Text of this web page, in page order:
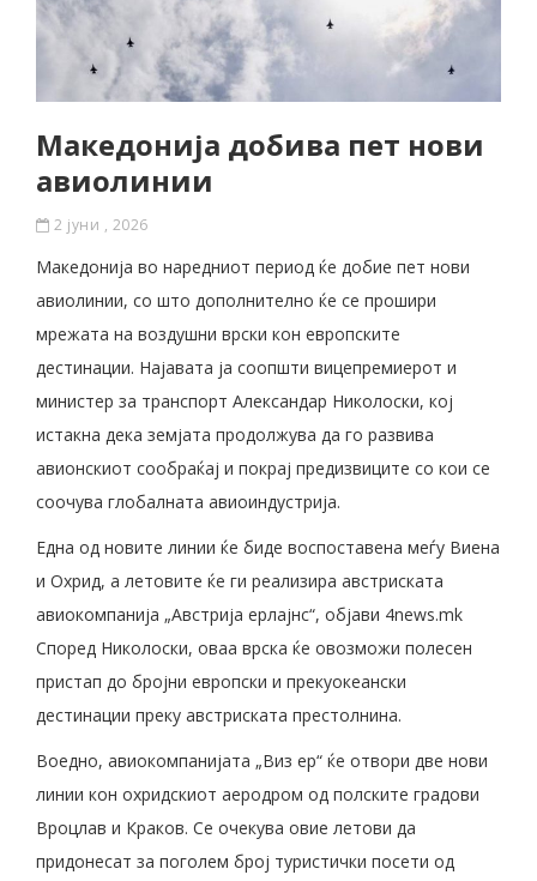
Македонија добива пет нови
авиолинии
2 јуни , 2026
Македонија во наредниот период ќе добие пет нови
авиолинии, со што дополнително ќе се прошири
мрежата на воздушни врски кон европските
дестинации. Најавата ја соопшти вицепремиерот и
министер за транспорт Александар Николоски, кој
истакна дека земјата продолжува да го развива
авионскиот сообраќај и покрај предизвиците со кои се
соочува глобалната авиоиндустрија.
Една од новите линии ќе биде воспоставена меѓу Виена
и Охрид, а летовите ќе ги реализира австриската
авиокомпанија „Австрија ерлајнс“, објави 4news.mk
Според Николоски, оваа врска ќе овозможи полесен
пристап до бројни европски и прекуокеански
дестинации преку австриската престолнина.
Воедно, авиокомпанијата „Виз ер“ ќе отвори две нови
линии кон охридскиот аеродром од полските градови
Вроцлав и Краков. Се очекува овие летови да
придонесат за поголем број туристички посети од